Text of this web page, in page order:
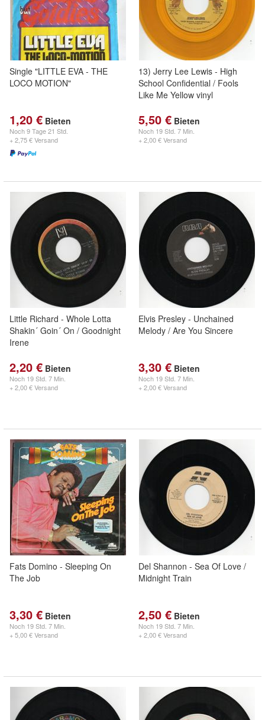
Single "LITTLE EVA - THE
LOCO MOTION"
1,20 € Bieten
Noch9 Tage 21 Std.
+ 2,75 € Versand
13) Jerry Lee Lewis - High
School Confidential / Fools
Like Me Yellow vinyl
5,50 € Bieten
Noch 19 Std. 7 Min.
+ 2,00 € Versand
Little Richard - Whole Lotta
Shakin´ Goin´ On / Goodnight
Irene
2,20 € Bieten
Noch 19 Std. 7 Min.
+ 2,00 € Versand
Elvis Presley - Unchained
Melody / Are You Sincere
3,30 € Bieten
Noch 19 Std. 7 Min.
+ 2,00 € Versand
Fats Domino - Sleeping On
The Job
3,30 € Bieten
Noch 19 Std. 7 Min.
+ 5,00 € Versand
Del Shannon - Sea Of Love /
Midnight Train
2,50 € Bieten
Noch 19 Std. 7 Min.
+ 2,00 € Versand